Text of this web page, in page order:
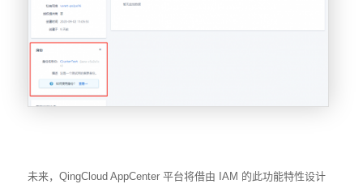
未来，QingCloud AppCenter 平台将借由 IAM 的此功能特性设计